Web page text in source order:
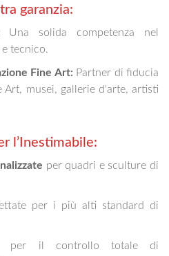
garanzia:
Una solida competenza nel
tecnico.
Fine Art: Partner di fiducia
Art, musei, gallerie d'arte, artisti
l’Inestimabile:
per quadri e sculture di
per i più alti standard di
per il controllo totale di